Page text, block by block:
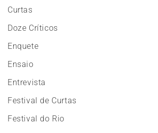
Curtas
Doze Críticos
Enquete
Ensaio
Entrevista
Festival de Curtas
Festival do Rio